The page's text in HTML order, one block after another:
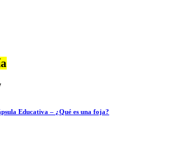
Educativa – ¿Qué es una foja?